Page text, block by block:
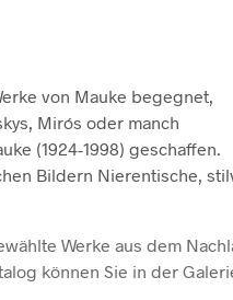
von Mauke begegnet,
Mirós oder manch
(1924-1998) geschaffen.
Bildern Nierentische,
Werke aus dem
können Sie in der